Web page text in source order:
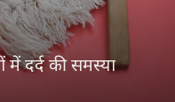
दर्द की समस्या